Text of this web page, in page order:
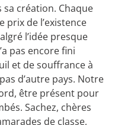
sa création. Chaque
prix de l’existence
l’idée presque
pas encore fini
et de souffrance à
d’autre pays. Notre
être présent pour
Sachez, chères
de classe,